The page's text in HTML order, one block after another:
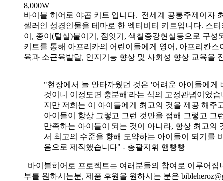
8,000₩
바이블 히어로 야곱 키트 입니다. 전세계 공통주제이자
셀러인 성경인물을 테마로 한 엑티비티 키트입니다. 스
이, 종이(털실)붙이기, 점잇기, 색칠증강현실등으로 구성
키트를 통해 아프리카의 어린이들에게 영어, 아프리칸스
육과 소근육발달, 인지기능 향상 및 사회성 향상 교육을
"현장에서 늘 안타까웠던 것은 '어려운 아이들에게
것이니 이정도면 충분해'라는 식의 고정관념이었습
지만 저희는 이 아이들에게 최고의 것을 제공 해주
아이들이 항상 그렇고 그런 것만을 접해 그렇고 그
만족하는 아이들이 되는 것이 아니라, 항상 최고의
서 최고의 수준을 향해 도약하는 아이들이 되기를
음으로 제작했습니다" - 총괄지휘 햄빵빵
바이블히어로 프로젝트는 여러분들의 참여로 이루어집
부를 원하시는분, 제품 후원을 원하시는 분은